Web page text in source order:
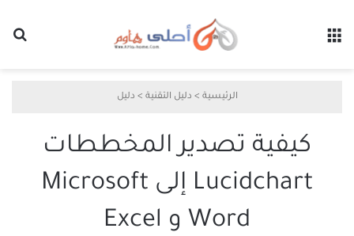
الرئيسية > دليل التقنية > دليل
كيفية تصدير المخططات
Lucidchart إلى Microsoft
Word و Excel